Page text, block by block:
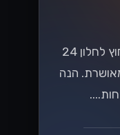
כל הודעה יזומה שנשלחת מחוץ לחלון 24
הנה